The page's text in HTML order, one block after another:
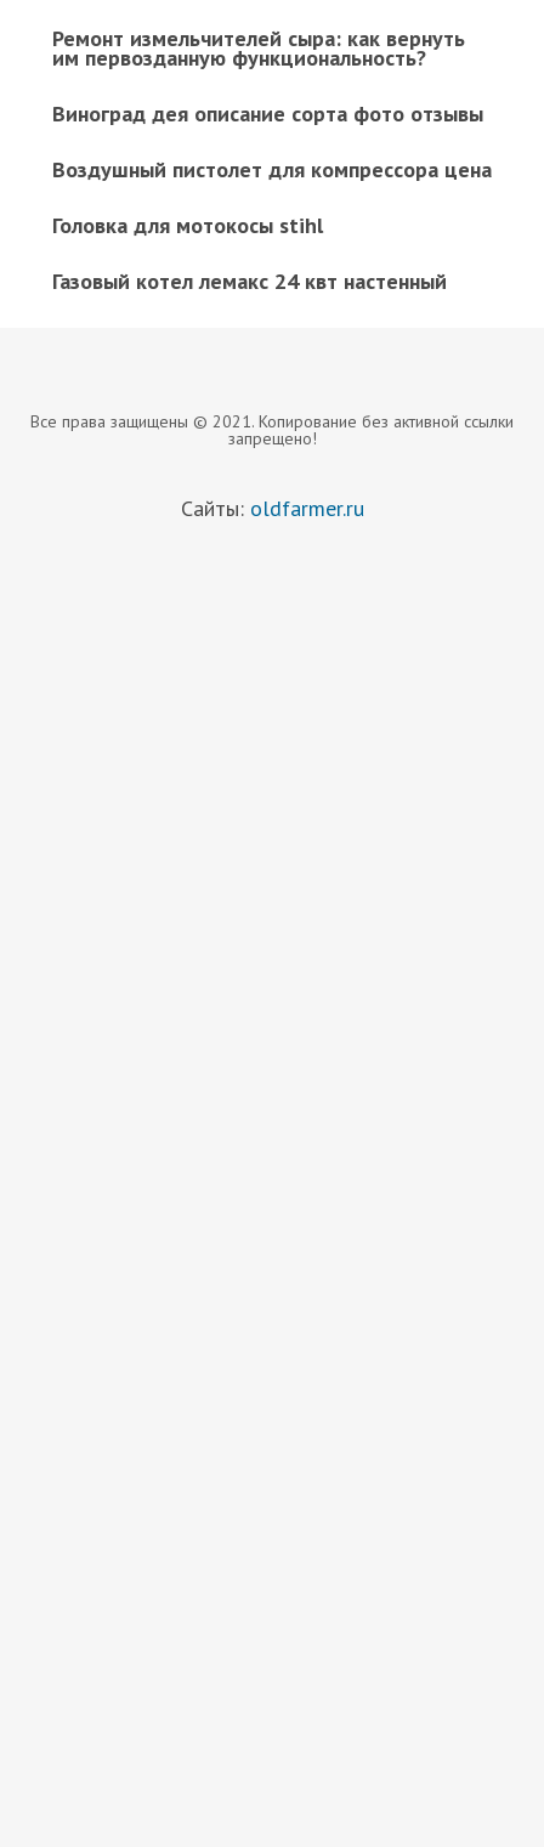
Ремонт измельчителей сыра: как вернуть
им первозданную функциональность?
Виноград дея описание сорта фото отзывы
Воздушный пистолет для компрессора цена
Головка для мотокосы stihl
Газовый котел лемакс 24 квт настенный
Все права защищены © 2021. Копирование без активной ссылки
запрещено!
Сайты: oldfarmer.ru